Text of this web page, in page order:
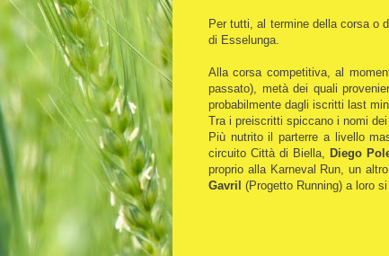
Per tutti, al termine della corsa o
di Esselunga.
Alla corsa competitiva, al
passato), metà dei quali
probabilmente dagli iscritti last
Tra i preiscritti spiccano i nomi
Più nutrito il parterre a livello
circuito Città di Biella, Diego
proprio alla Karneval Run, un
Gavril (Progetto Running) a loro